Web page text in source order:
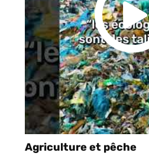
Agriculture et pêche